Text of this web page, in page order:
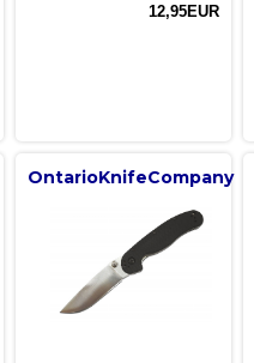
12,95EUR
OntarioKnifeCompany